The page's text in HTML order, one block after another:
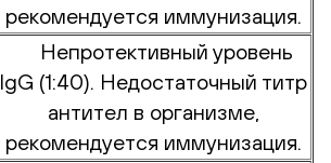
рекомендуется иммунизация.
Непротективный уровень
IgG (1:40). Недостаточный титр
антител в организме,
рекомендуется иммунизация.